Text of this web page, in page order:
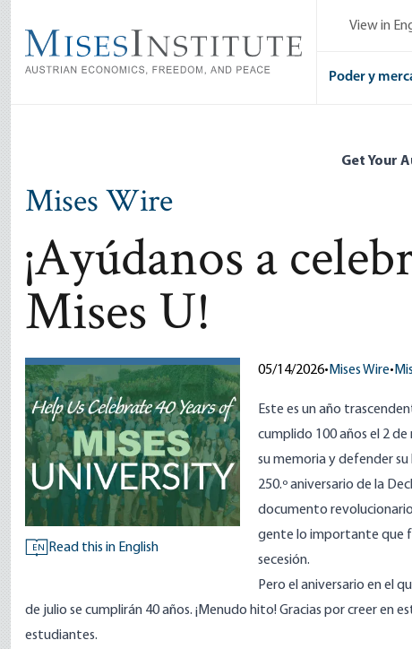
main
content
View in
Poder y
Get Your
Mises Wire
¡Ayúdanos a
Mises U!
EN Read this in English
05/14/2026• Mises Wire•
Este es un año
cumplido 100 años el 2
su memoria y defender su
250.º aniversario de la
documento
gente lo importante que
secesión.
Pero el aniversario en el
de julio se cumplirán 40 años. ¡Menudo hito! Gracias por creer en
estudiantes.